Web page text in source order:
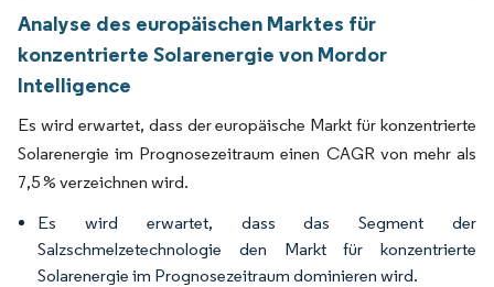
Analyse des europäischen Marktes für
konzentrierte Solarenergie von Mordor
Intelligence
Es wird erwartet, dass der europäische Markt für konzentrierte
Solarenergie im Prognosezeitraum einen CAGR von mehr als
7,5 % verzeichnen wird.
Es wird erwartet, dass das Segment der
Salzschmelzetechnologie den Markt für konzentrierte
Solarenergie im Prognosezeitraum dominieren wird.